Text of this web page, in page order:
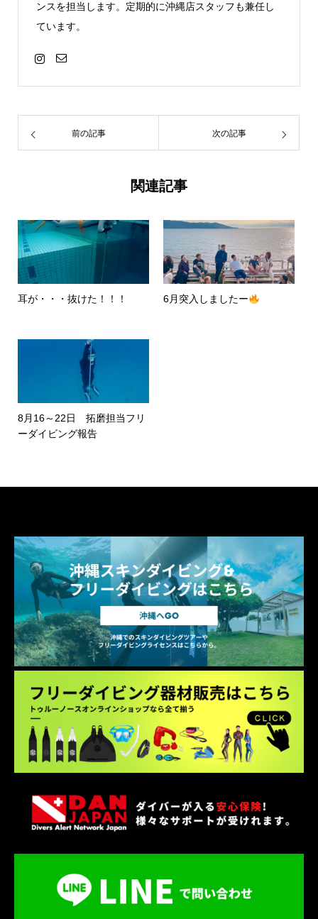
ンスを担当します。定期的に沖縄店スタッフも兼任し
ています。
前の記事 次の記事
関連記事
耳が・・・抜けた！！！ 6月突入しましたー
8月16～22日 拓磨担当フリ
ーダイビング報告